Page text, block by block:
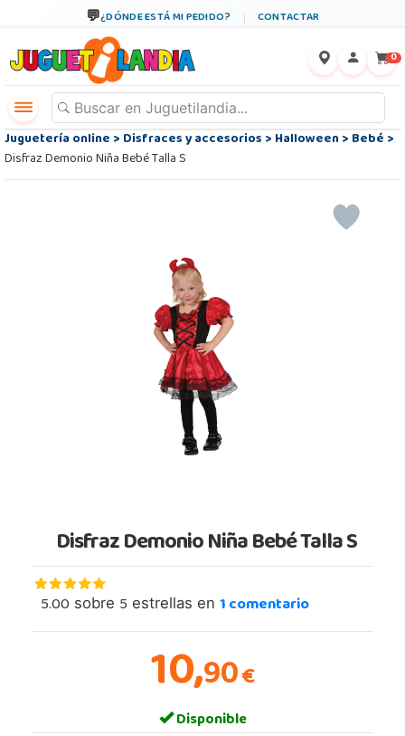
¿DÓNDE ESTÁ MI PEDIDO? CONTACTAR
0
Juguetería online>Disfraces y accesorios>Halloween>Bebé>
Disfraz Demonio Niña Bebé Talla S
Disfraz Demonio Niña Bebé Talla S
5.00 sobre 5 estrellas en 1comentario
10,90€
Disponible